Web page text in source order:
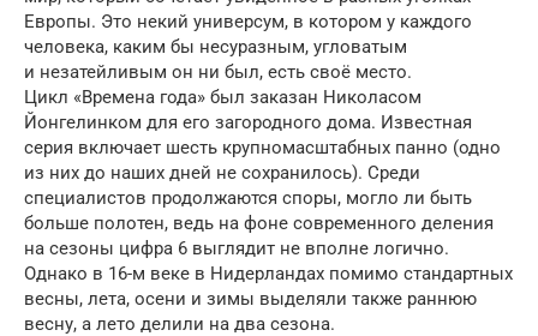
Европы. Это некий универсум, в котором у каждого
человека, каким бы несуразным, угловатым
и незатейливым он ни был, есть своё место.
Цикл «Времена года» был заказан Николасом
Йонгелинком для его загородного дома. Известная
серия включает шесть крупномасштабных панно (одно
из них до наших дней не сохранилось). Среди
специалистов продолжаются споры, могло ли быть
больше полотен, ведь на фоне современного деления
на сезоны цифра 6 выглядит не вполне логично.
Однако в 16-м веке в Нидерландах помимо стандартных
весны, лета, осени и зимы выделяли также раннюю
весну, а лето делили на два сезона.